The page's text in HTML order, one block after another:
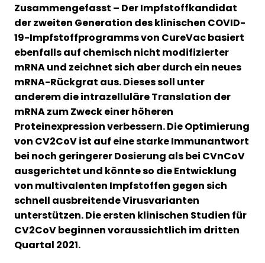
Zusammengefasst – Der Impfstoffkandidat
der zweiten Generation des klinischen COVID-
19-Impfstoffprogramms von CureVacbasiert
ebenfalls auf chemisch nicht modifizierter
mRNA und zeichnet sich aber durch ein neues
mRNA-Rückgrat aus. Dieses soll unter
anderem die intrazelluläre Translation der
mRNA zum Zweck einer höheren
Proteinexpression verbessern. Die Optimierung
von CV2CoV ist auf eine starke Immunantwort
bei noch geringerer Dosierung als bei CVnCoV
ausgerichtet und könnte so die Entwicklung
von multivalenten Impfstoffen gegen sich
schnell ausbreitende Virusvarianten
unterstützen. Die ersten klinischen Studien für
CV2CoV beginnen voraussichtlich im dritten
Quartal 2021.